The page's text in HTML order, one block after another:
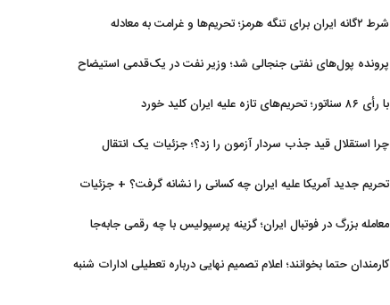
شرط ۲گانه ایران برای تنگه هرمز؛ تحریم‌ها و غرامت به معادله
پرونده پول‌های نفتی جنجالی شد؛ وزیر نفت در یک‌قدمی استیضاح
با رأی ۸۶ سناتور؛ تحریم‌های تازه علیه ایران کلید خورد
چرا استقلال قید جذب سردار آزمون را زد؟؛ جزئیات یک انتقال
تحریم جدید آمریکا علیه ایران چه کسانی را نشانه گرفت؟ + جزئیات
معامله بزرگ در فوتبال ایران؛ گزینه پرسپولیس با چه رقمی جابه‌جا
کارمندان حتما بخوانند؛ اعلام تصمیم نهایی درباره تعطیلی ادارات شنبه